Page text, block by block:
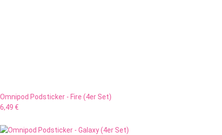
Omnipod Podsticker - Fire (4er Set)
6,49 €